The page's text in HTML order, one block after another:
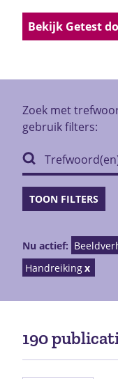
Bekijk Getest
Zoek met
gebruik filters:
TOON FILTERS
Nu actief:
Handreiking
190